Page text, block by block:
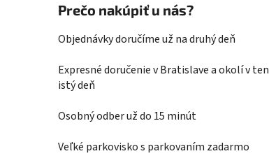
Prečo nakúpiť u nás?
Objednávky doručíme už na druhý deň
Expresné doručenie v Bratislave a okolí v ten
istý deň
Osobný odber už do 15 minút
Veľké parkovisko s parkovaním zadarmo